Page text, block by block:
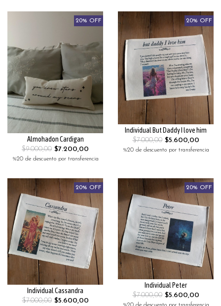
20% OFF
Almohadon Cardigan
$9.000,00 $7.200,00
%20 de descuento por transferencia
20% OFF
Individual But Daddy I love him
$7.000,00$5.600,00
%20 de descuento por transferencia
20% OFF
Individual Cassandra
$7.000,00$5.600,00
20% OFF
Individual Peter
$7.000,00$5.600,00